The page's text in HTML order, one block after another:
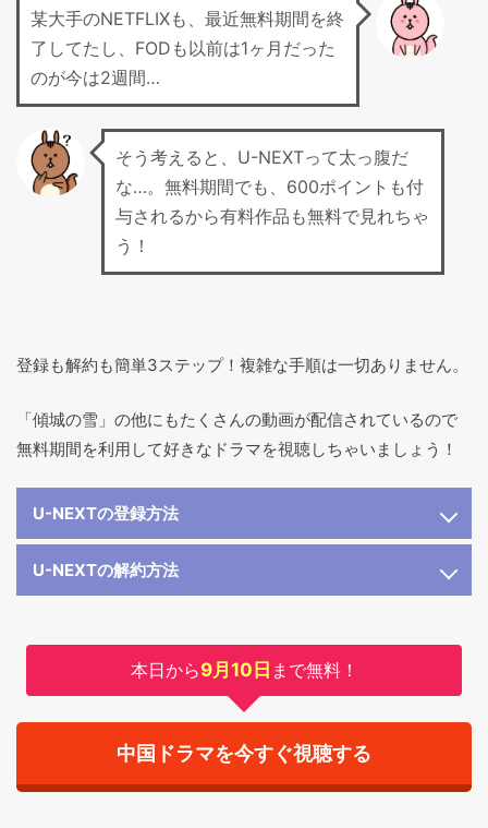
某大手のNETFLIXも、最近無料期間を終
了してたし、FODも以前は1ヶ月だった
のが今は2週間…
そう考えると、U-NEXTって太っ腹だ
な…。無料期間でも、600ポイントも付
与されるから有料作品も無料で見れちゃ
う！
登録も解約も簡単3ステップ！複雑な手順は一切ありません。
「傾城の雪」の他にもたくさんの動画が配信されているので
無料期間を利用して好きなドラマを視聴しちゃいましょう！
U-NEXTの登録方法
U-NEXTの解約方法
本日から9月10日 まで無料！
中国ドラマを今すぐ視聴する